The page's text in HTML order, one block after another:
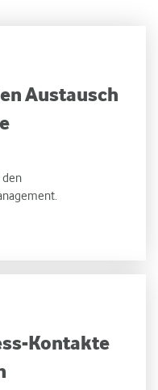
Austausch
Kontakte